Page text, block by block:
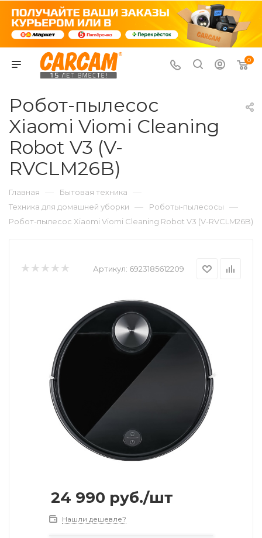
0
Робот-пылесос
Xiaomi Viomi Cleaning
Robot V3 (V-
RVCLM26B)
Главная — Бытовая техника —
Техника для домашней уборки — Роботы-пылесосы —
Робот-пылесос Xiaomi Viomi Cleaning Robot V3 (V-RVCLM26B)
Артикул: 6923185612209
24 990 руб./шт
Нашли дешевле?